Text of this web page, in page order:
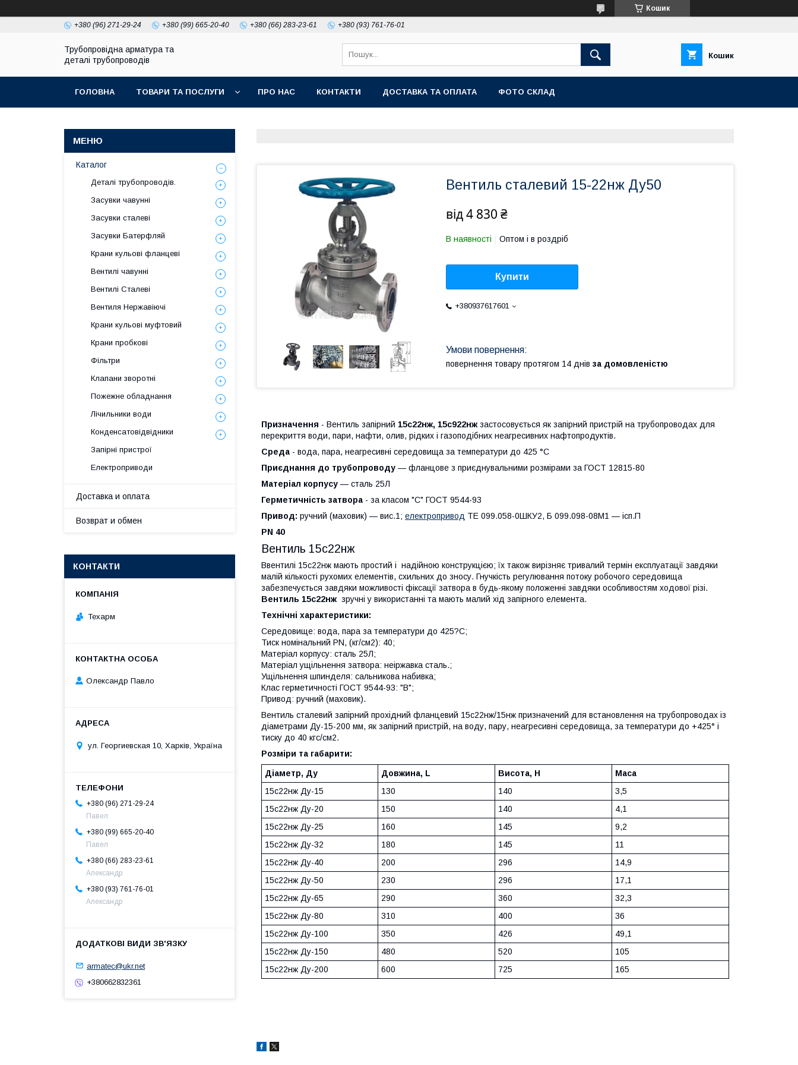
Кошик
+380 (96) 271-29-24 +380 (99) 665-20-40 +380 (66) 283-23-61 +380 (93) 761-76-01
Трубопровідна арматура та
деталі трубопроводів
Кошик
ГОЛОВНА ТОВАРИ ТА ПОСЛУГИ ПРО НАС КОНТАКТИ ДОСТАВКА ТА ОПЛАТА ФОТО СКЛАД
Вентиль сталевий 15-22нж Ду50
від4 830 ₴
В наявності Оптом і в роздріб
Купити
+380937617601
повернення товару протягом 14 днів за домовленістю
Призначення - Вентиль запірний 15с22нж, 15с922нж застосовується як запірний пристрій на трубопроводах для
перекриття води, пари, нафти, олив, рідких і газоподібних неагресивних нафтопродуктів.
Среда - вода, пара, неагресивні середовища за температури до 425 °C
Приєднання до трубопроводу — фланцове з приєднувальними розмірами за ГОСТ 12815-80
Матеріал корпусу — сталь 25Л
Герметичність затвора - за класом "С" ГОСТ 9544-93
Привод: ручний (маховик) — вис.1; електропривод ТЕ 099.058-0ШКУ2, Б 099.098-08М1 — ісп.П
PN 40
Вентиль 15с22нж
Ввентилі 15с22нж мають простий і надійною конструкцією; їх також вирізняє тривалий термін експлуатації завдяки
малій кількості рухомих елементів, схильних до зносу. Гнучкість регулювання потоку робочого середовища
забезпечується завдяки можливості фіксації затвора в будь-якому положенні завдяки особливостям ходової різі.
Вентиль 15с22нж зручні у використанні та мають малий хід запірного елемента.
Технічні характеристики:
Середовище: вода, пара за температури до 425?С;
Тиск номінальний PN, (кг/см2): 40;
Матеріал корпусу: сталь 25Л;
Матеріал ущільнення затвора: неіржавка сталь.;
Ущільнення шпинделя: сальникова набивка;
Клас герметичності ГОСТ 9544-93: "В";
Привод: ручний (маховик).
Вентиль сталевий запірний прохідний фланцевий 15с22нж/15нж призначений для встановлення на трубопроводах із
діаметрами Ду-15-200 мм, як запірний пристрій, на воду, пару, неагресивні середовища, за температури до +425° і
тиску до 40 кгс/см2.
Розміри та габарити:
Діаметр, Ду Довжина, L Висота, H
Маса
15с22нж Ду-15
130 140
3,5
15с22нж Ду-20
150 140
4,1
15с22нж Ду-25
160 145
9,2
15с22нж Ду-32
180 145
11
15с22нж Ду-40
200 296
14,9
15с22нж Ду-50
230 296
17,1
15с22нж Ду-65
290 360
32,3
15с22нж Ду-80
310 400
36
15с22нж Ду-100
350 426
49,1
15с22нж Ду-150
480 520
105
15с22нж Ду-200
600 725 165
Каталог
Деталі трубопроводів.
Засувки чавунні
Засувки сталеві
Засувки Батерфляй
Крани кульові фланцеві
Вентилі чавунні
Вентилі Сталеві
Вентиля Нержавіючі
Крани кульові муфтовий
Крани пробкові
Фільтри
Клапани зворотні
Пожежне обладнання
Лічильники води
Конденсатовідвідники
Запірні пристрої
Електроприводи
Доставка и оплата
Возврат и обмен
КОНТАКТИ
Техарм
Олександр Павло
ул. Георгиевская 10, Харків, Україна
+380 (96) 271-29-24
Павел
+380 (99) 665-20-40
Павел
+380 (66) 283-23-61
Александр
+380 (93) 761-76-01
Александр
armatec@ukr.net
+380662832361